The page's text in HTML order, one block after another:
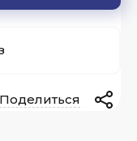
Поделиться